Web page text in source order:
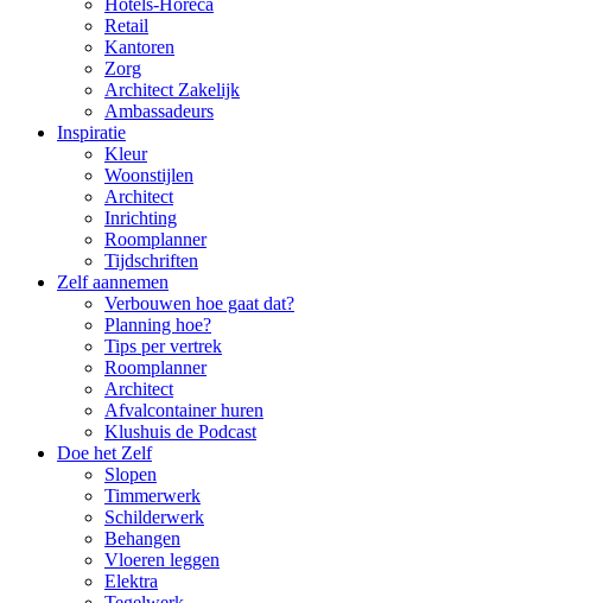
Hotels-Horeca
Retail
Kantoren
Zorg
Architect Zakelijk
Ambassadeurs
Inspiratie
Kleur
Woonstijlen
Architect
Inrichting
Roomplanner
Tijdschriften
Zelf aannemen
Verbouwen hoe gaat dat?
Planning hoe?
Tips per vertrek
Roomplanner
Architect
Afvalcontainer huren
Klushuis de Podcast
Doe het Zelf
Slopen
Timmerwerk
Schilderwerk
Behangen
Vloeren leggen
Elektra